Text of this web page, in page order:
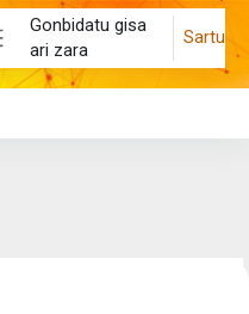
Alboko panela
Gonbidatu gisa
ari zara
Sartu